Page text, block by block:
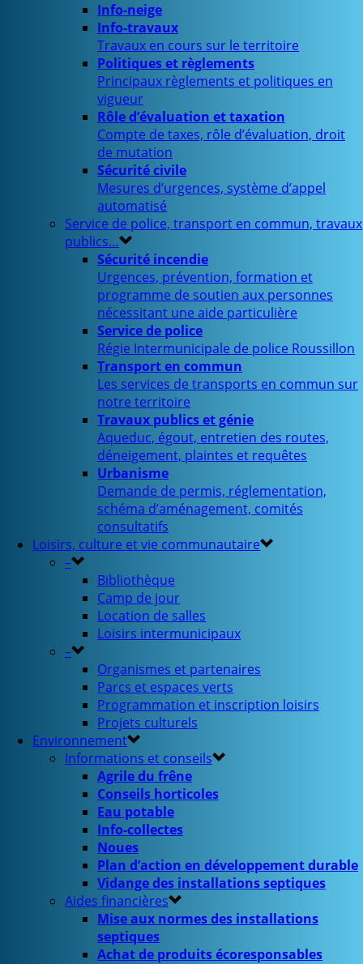
Info-neige
Info-travaux
Travaux en cours sur le territoire
Politiques et règlements
Principaux règlements et politiques en
vigueur
Rôle d’évaluation et taxation
Compte de taxes, rôle d’évaluation, droit
de mutation
Sécurité civile
Mesures d’urgences, système d’appel
automatisé
Service de police, transport en commun, travaux
publics…
Sécurité incendie
Urgences, prévention, formation et
programme de soutien aux personnes
nécessitant une aide particulière
Service de police
Régie Intermunicipale de police Roussillon
Transport en commun
Les services de transports en commun sur
notre territoire
Travaux publics et génie
Aqueduc, égout, entretien des routes,
déneigement, plaintes et requêtes
Urbanisme
Demande de permis, réglementation,
schéma d’aménagement, comités
consultatifs
Loisirs, culture et vie communautaire
–
Bibliothèque
Camp de jour
Location de salles
Loisirs intermunicipaux
–
Organismes et partenaires
Parcs et espaces verts
Programmation et inscription loisirs
Projets culturels
Environnement
Informations et conseils
Agrile du frêne
Conseils horticoles
Eau potable
Info-collectes
Noues
Plan d’action en développement durable
Vidange des installations septiques
Aides financières
Mise aux normes des installations
septiques
Achat de produits écoresponsables